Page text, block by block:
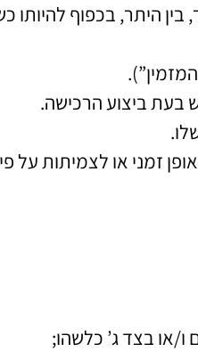
היתר, בכפוף להיותו
בעת ביצוע הרכישה.
זמני או לצמיתות על
או בצד ג’ כלשהו;